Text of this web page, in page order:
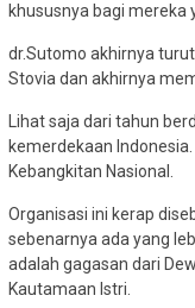
khususnya bagi mereka
dr.Sutomo akhirnya
Stovia dan akhirnya
Lihat saja dari tahun
kemerdekaan
Kebangkitan Nasional.
Organisasi ini kerap
sebenarnya ada yang
adalah gagasan dari
Kautamaan Istri.